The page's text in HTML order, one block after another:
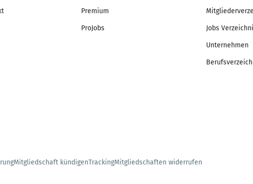
Premium
ProJobs Jobs
Unternehmen
Mitgliedschaft kündigenTrackingMitgliedschaften widerrufen